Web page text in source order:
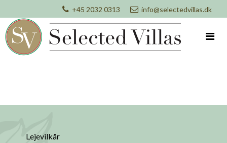
+45 2032 0313 info@selectedvillas.dk
Lejevilkår